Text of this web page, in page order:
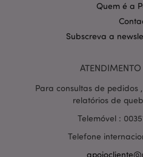
Quem é a
Subscreva a
Para consultas de pedidos
relatórios de
Telemóvel :
Telefone
mage-cache-storage-
PHPSESSID